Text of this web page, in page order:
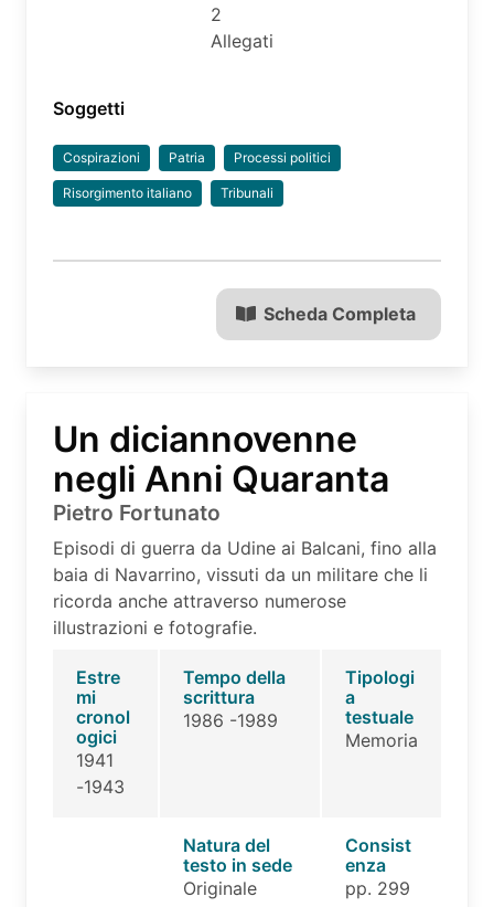
2
Allegati
Soggetti
Cospirazioni Patria Processi politici
Risorgimento italiano Tribunali
Scheda Completa
Un diciannovenne
negli Anni Quaranta
Pietro Fortunato
Episodi di guerra da Udine ai Balcani, fino alla
baia di Navarrino, vissuti da un militare che li
ricorda anche attraverso numerose
illustrazioni e fotografie.
Estre
mi
cronol
ogici
1941
-1943
Tempo della
scrittura
1986 -1989
Tipologi
a
testuale
Memoria
Natura del
testo in sede
Originale
Consist
enza
pp. 299